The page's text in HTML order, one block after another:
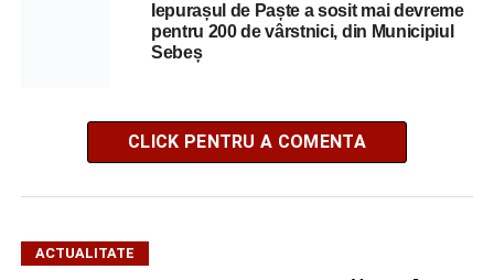
Iepurașul de Paște a sosit mai devreme
pentru 200 de vârstnici, din Municipiul
Sebeș
CLICK PENTRU A COMENTA
ACTUALITATE